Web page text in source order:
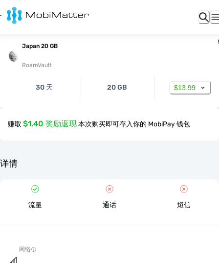
Japan 20 GB
RoamVault
30 天 20 GB $13.99
赚取 $1.40 奖励返现本次购买即可存入你的 MobiPay 钱包
详情
流量 通话 短信
网络